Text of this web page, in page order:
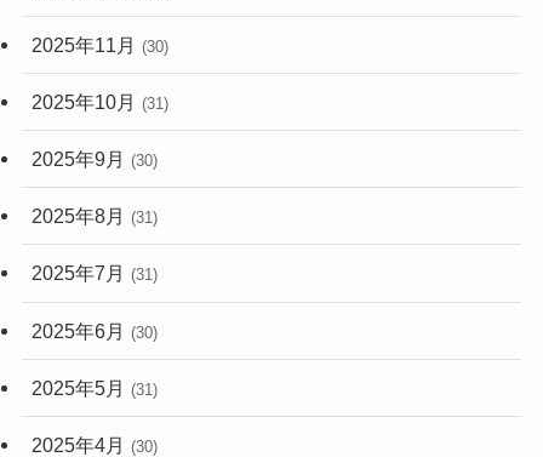
2025年11月 (30)
2025年10月 (31)
2025年9月 (30)
2025年8月 (31)
2025年7月 (31)
2025年6月 (30)
2025年5月 (31)
2025年4月 (30)